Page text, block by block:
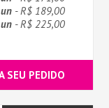
- R$ 189,00
- R$ 225,00
SEU PEDIDO